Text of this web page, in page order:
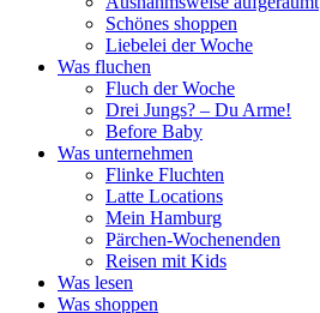
Schönes shoppen
Liebelei der Woche
Was fluchen
Fluch der Woche
Drei Jungs? – Du Arme!
Before Baby
Was unternehmen
Flinke Fluchten
Latte Locations
Mein Hamburg
Pärchen-Wochenenden
Reisen mit Kids
Was lesen
Was shoppen